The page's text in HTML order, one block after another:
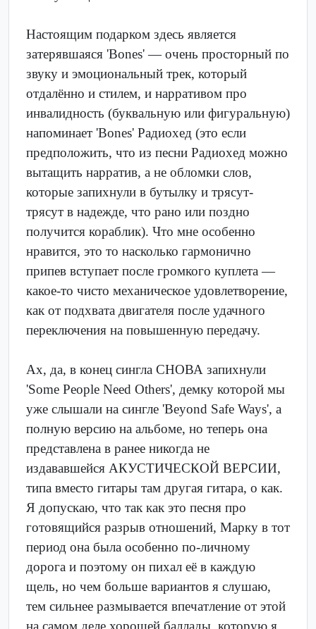
Настоящим подарком здесь является
затерявшаяся 'Bones' — очень просторный по
звуку и эмоциональный трек, который
отдалённо и стилем, и нарративом про
инвалидность (буквальную или фигуральную)
напоминает 'Bones' Радиохед (это если
предположить, что из песни Радиохед можно
вытащить нарратив, а не обломки слов,
которые запихнули в бутылку и трясут-
трясут в надежде, что рано или поздно
получится кораблик). Что мне особенно
нравится, это то насколько гармонично
припев вступает после громкого куплета —
какое-то чисто механическое удовлетворение,
как от подхвата двигателя после удачного
переключения на повышенную передачу.
Ах, да, в конец сингла СНОВА запихнули
'Some People Need Others', демку которой мы
уже слышали на сингле 'Beyond Safe Ways', а
полную версию на альбоме, но теперь она
представлена в ранее никогда не
издававшейся АКУСТИЧЕСКОЙ ВЕРСИИ,
типа вместо гитары там другая гитара, о как.
Я допускаю, что так как это песня про
готовящийся разрыв отношений, Марку в тот
период она была особенно по-личному
дорога и поэтому он пихал её в каждую
щель, но чем больше вариантов я слушаю,
тем сильнее размывается впечатление от этой
на самом деле хорошей баллады, которую я